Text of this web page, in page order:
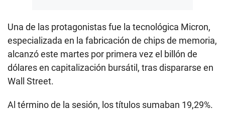
Una de las protagonistas fue la tecnológica Micron,
especializada en la fabricación de chips de memoria,
alcanzó este martes por primera vez el billón de
dólares en capitalización bursátil, tras dispararse en
Wall Street.
Al término de la sesión, los títulos sumaban 19,29%.